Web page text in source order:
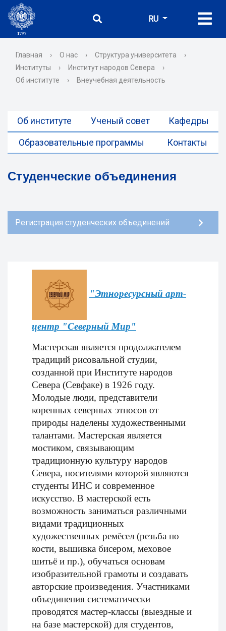
RU
Главная › О нас › Структура университета
›
Институты
› Институт народов Севера
›
Об институте
› Внеучебная деятельность
Об институте Ученый совет Кафедры
Образовательные программы Контакты
Студенческие объединения
Регистрация студенческих объединений
"Этноресурсный арт-
центр "Северный Мир"
Мастерская является продолжателем
традиций рисовальной студии,
созданной при Институте народов
Севера (Севфаке) в 1926 году.
Молодые люди, представители
коренных северных этносов от
природы наделены художественными
талантами. Мастерская является
мостиком, связывающим
традиционную культуру народов
Севера, носителями которой являются
студенты ИНС и современное
искусство. В мастерской есть
возможность заниматься различными
видами традиционных
художественных ремёсел (резьба по
кости, вышивка бисером, меховое
шитьё и пр.), обучаться основам
изобразительной грамоты и создавать
авторские произведения. Участниками
объединения систематически
проводятся мастер-классы (выездные и
на базе мастерской) для студентов,